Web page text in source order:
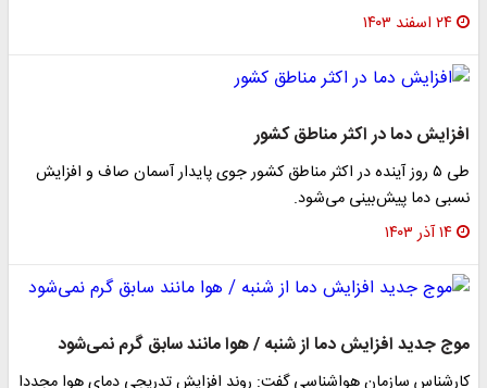
۲۴ اسفند ۱۴۰۳
افزایش دما در اکثر مناطق کشور
طی ۵ روز آینده در اکثر مناطق کشور جوی پایدار آسمان صاف و افزایش
نسبی دما پیش‌بینی می‌شود.
۱۴ آذر ۱۴۰۳
موج جدید افزایش دما از شنبه / هوا مانند سابق گرم نمی‌شود
کارشناس سازمان هواشناسی گفت: روند افزایش تدریجی دمای هوا مجددا